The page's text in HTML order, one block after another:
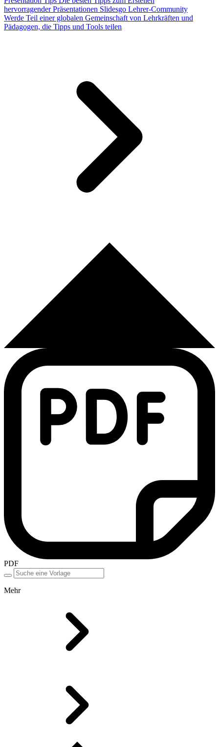
hervorragender Präsentationen Slidesgo Lehrer-Community
Werde Teil einer globalen Gemeinschaft von Lehrkräften und
Pädagogen, die Tipps und Tools teilen
PDF
Mehr